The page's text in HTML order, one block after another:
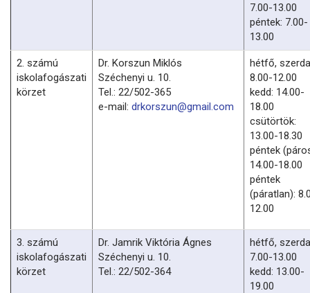
7.00-13.00
péntek: 7.00-
13.00
2. számú
iskolafogászati
körzet
Dr. Korszun Miklós
Széchenyi u. 10.
Tel.: 22/502-365
e-mail: drkorszun@gmail.com
hétfő,
8.00-12.00
kedd: 14.00-
18.00
csütörtök:
13.00-18.30
péntek
14.00-18.00
péntek
(páratlan):
12.00
3. számú
iskolafogászati
körzet
Dr. Jamrik Viktória Ágnes
Széchenyi u. 10.
Tel.: 22/502-364
hétfő,
7.00-13.00
kedd: 13.00-
19.00